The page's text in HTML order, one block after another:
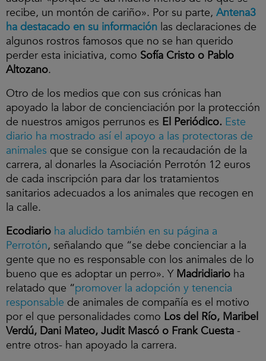
recibe, un montón de cariño». Por su parte, Antena3
ha destacado en su información las declaraciones de
algunos rostros famosos que no se han querido
perder esta iniciativa, como Sofía Cristo o Pablo
Altozano.
Otro de los medios que con sus crónicas han
apoyado la labor de concienciación por la protección
de nuestros amigos perrunos es El Periódico. Este
diario ha mostrado así el apoyo a las protectoras de
animales que se consigue con la recaudación de la
carrera, al donarles la Asociación Perrotón 12 euros
de cada inscripción para dar los tratamientos
sanitarios adecuados a los animales que recogen en
la calle.
Ecodiario ha aludido también en su página a
Perrotón, señalando que “se debe concienciar a la
gente que no es responsable con los animales de lo
bueno que es adoptar un perro». Y Madridiario ha
relatado que “promover la adopción y tenencia
responsable de animales de compañía es el motivo
por el que personalidades como Los del Río, Maribel
Verdú, Dani Mateo, Judit Mascó o Frank Cuesta -
entre otros- han apoyado la carrera.